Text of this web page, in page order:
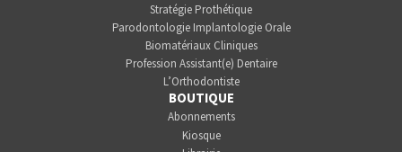
Stratégie Prothétique
Parodontologie Implantologie Orale
Biomatériaux Cliniques
Profession Assistant(e) Dentaire
L’Orthodontiste
BOUTIQUE
Abonnements
Kiosque